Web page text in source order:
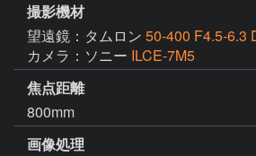
撮影機材
望遠鏡：タムロン 50-400 F4.5-6.3
カメラ：ソニー ILCE-7M5
焦点距離
800mm
画像処理